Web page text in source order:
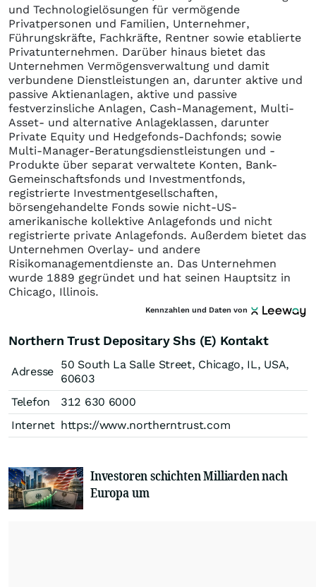
und Technologielösungen für vermögende
Privatpersonen und Familien, Unternehmer,
Führungskräfte, Fachkräfte, Rentner sowie etablierte
Privatunternehmen. Darüber hinaus bietet das
Unternehmen Vermögensverwaltung und damit
verbundene Dienstleistungen an, darunter aktive und
passive Aktienanlagen, aktive und passive
festverzinsliche Anlagen, Cash-Management, Multi-
Asset- und alternative Anlageklassen, darunter
Private Equity und Hedgefonds-Dachfonds; sowie
Multi-Manager-Beratungsdienstleistungen und -
Produkte über separat verwaltete Konten, Bank-
Gemeinschaftsfonds und Investmentfonds,
registrierte Investmentgesellschaften,
börsengehandelte Fonds sowie nicht-US-
amerikanische kollektive Anlagefonds und nicht
registrierte private Anlagefonds. Außerdem bietet das
Unternehmen Overlay- und andere
Risikomanagementdienste an. Das Unternehmen
wurde 1889 gegründet und hat seinen Hauptsitz in
Chicago, Illinois.
Kennzahlen und Daten von
Northern Trust Depositary Shs (E) Kontakt
Adresse
50 South La Salle Street, Chicago, IL, USA,
60603
Telefon
312 630 6000
Internet https://www.northerntrust.com
Investoren schichten Milliarden nach
Europa um